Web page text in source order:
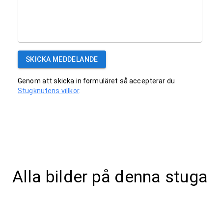
SKICKA MEDDELANDE
Genom att skicka in formuläret så accepterar du
Stugknutens villkor.
Alla bilder på denna stuga